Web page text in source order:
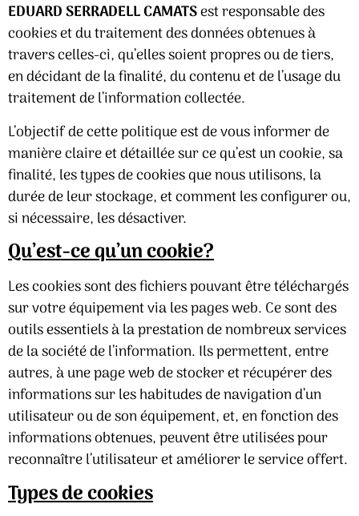
EDUARD SERRADELL CAMATSest responsable des
cookies et du traitement des données obtenues à
travers celles-ci, qu’elles soient propres ou de tiers,
en décidant de la finalité, du contenu et de l’usage du
traitement de l’information collectée.
L’objectif de cette politique est de vous informer de
manière claire et détaillée sur ce qu’est un cookie, sa
finalité, les types de cookies que nous utilisons, la
durée de leur stockage, et comment les configurer ou,
si nécessaire, les désactiver.
Qu’est-ce qu’un cookie?
Les cookies sont des fichiers pouvant être téléchargés
sur votre équipement via les pages web. Ce sont des
outils essentiels à la prestation de nombreux services
de la société de l’information. Ils permettent, entre
autres, à une page web de stocker et récupérer des
informations sur les habitudes de navigation d’un
utilisateur ou de son équipement, et, en fonction des
informations obtenues, peuvent être utilisées pour
reconnaître l’utilisateur et améliorer le service offert.
Types de cookies